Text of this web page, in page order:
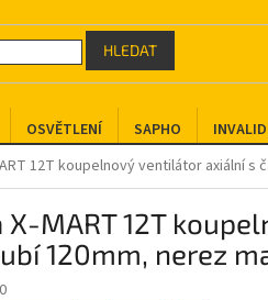
HLEDAT
OSVĚTLENÍ SAPHO
12T koupelnový ventilátor axiální
X-MART 12T
120mm, nerez